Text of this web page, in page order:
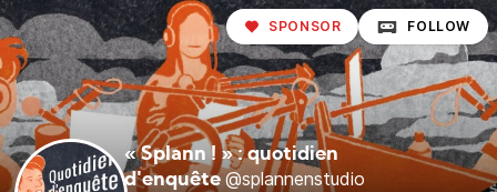
« Splann ! » : quotidien
d'enquête @splannenstudio
SPONSOR FOLLOW